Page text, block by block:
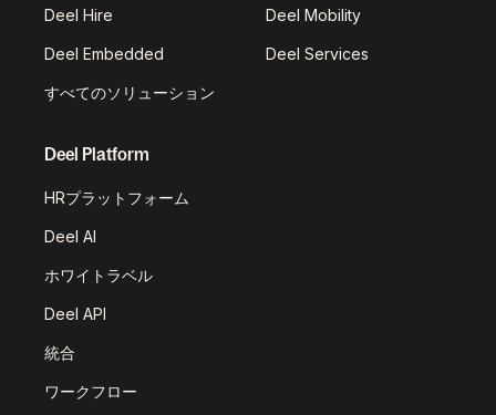
Deel Hire Deel Mobility
Deel Embedded Deel Services
すべてのソリューション
Deel Platform
HRプラットフォーム
Deel AI
ホワイトラベル
Deel API
統合
ワークフロー